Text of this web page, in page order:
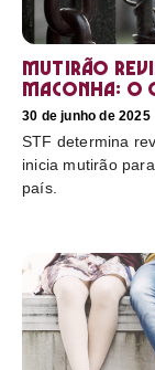
Mutirão
maconha: o
30 de junho de 2025
STF determina
inicia mutirão
país.